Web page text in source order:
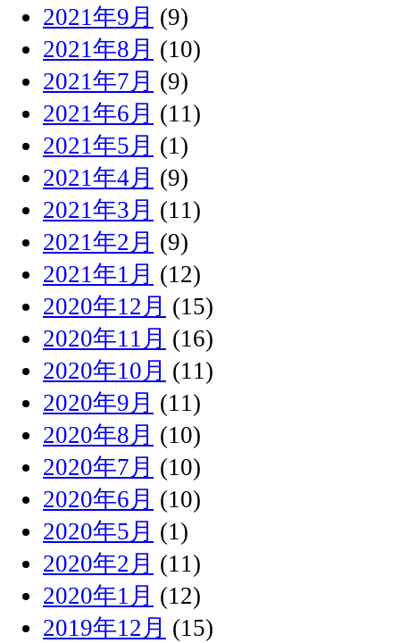
2021年9月 (9)
2021年8月 (10)
2021年7月 (9)
2021年6月 (11)
2021年5月 (1)
2021年4月 (9)
2021年3月 (11)
2021年2月 (9)
2021年1月 (12)
2020年12月 (15)
2020年11月 (16)
2020年10月 (11)
2020年9月 (11)
2020年8月 (10)
2020年7月 (10)
2020年6月 (10)
2020年5月 (1)
2020年2月 (11)
2020年1月 (12)
2019年12月 (15)